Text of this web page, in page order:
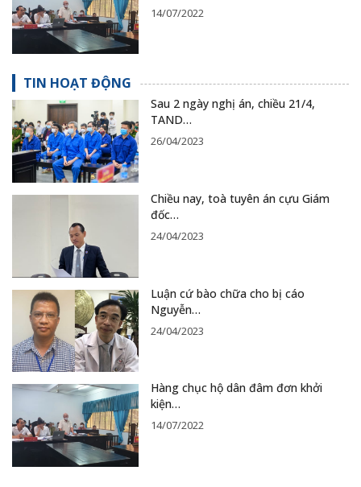
14/07/2022
TIN HOẠT ĐỘNG
Sau 2 ngày nghị án, chiều 21/4,
TAND…
26/04/2023
Chiều nay, toà tuyên án cựu Giám
đốc…
24/04/2023
Luận cứ bào chữa cho bị cáo
Nguyễn…
24/04/2023
Hàng chục hộ dân đâm đơn khởi
kiện…
14/07/2022